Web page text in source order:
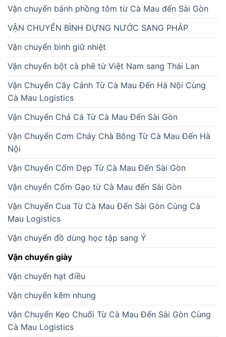
Vận chuyển bánh phồng tôm từ Cà Mau đến Sài Gòn
VẬN CHUYỂN BÌNH ĐỰNG NƯỚC SANG PHÁP
Vận chuyển bình giữ nhiệt
Vận chuyển bột cà phê từ Việt Nam sang Thái Lan
Vận Chuyển Cây Cảnh Từ Cà Mau Đến Hà Nội Cùng
Cà Mau Logistics
Vận Chuyển Chả Cá Từ Cà Mau Đến Sài Gòn
Vận Chuyển Cơm Cháy Chà Bông Từ Cà Mau Đến Hà
Nội
Vận Chuyển Cốm Dẹp Từ Cà Mau Đến Sài Gòn
Vận chuyển Cốm Gạo từ Cà Mau đến Sài Gòn
Vận Chuyển Cua Từ Cà Mau Đến Sài Gòn Cùng Cà
Mau Logistics
Vận chuyển đồ dùng học tập sang Ý
Vận chuyển giày
Vận chuyển hạt điều
Vận chuyển kẽm nhung
Vận Chuyển Kẹo Chuối Từ Cà Mau Đến Sài Gòn Cùng
Cà Mau Logistics